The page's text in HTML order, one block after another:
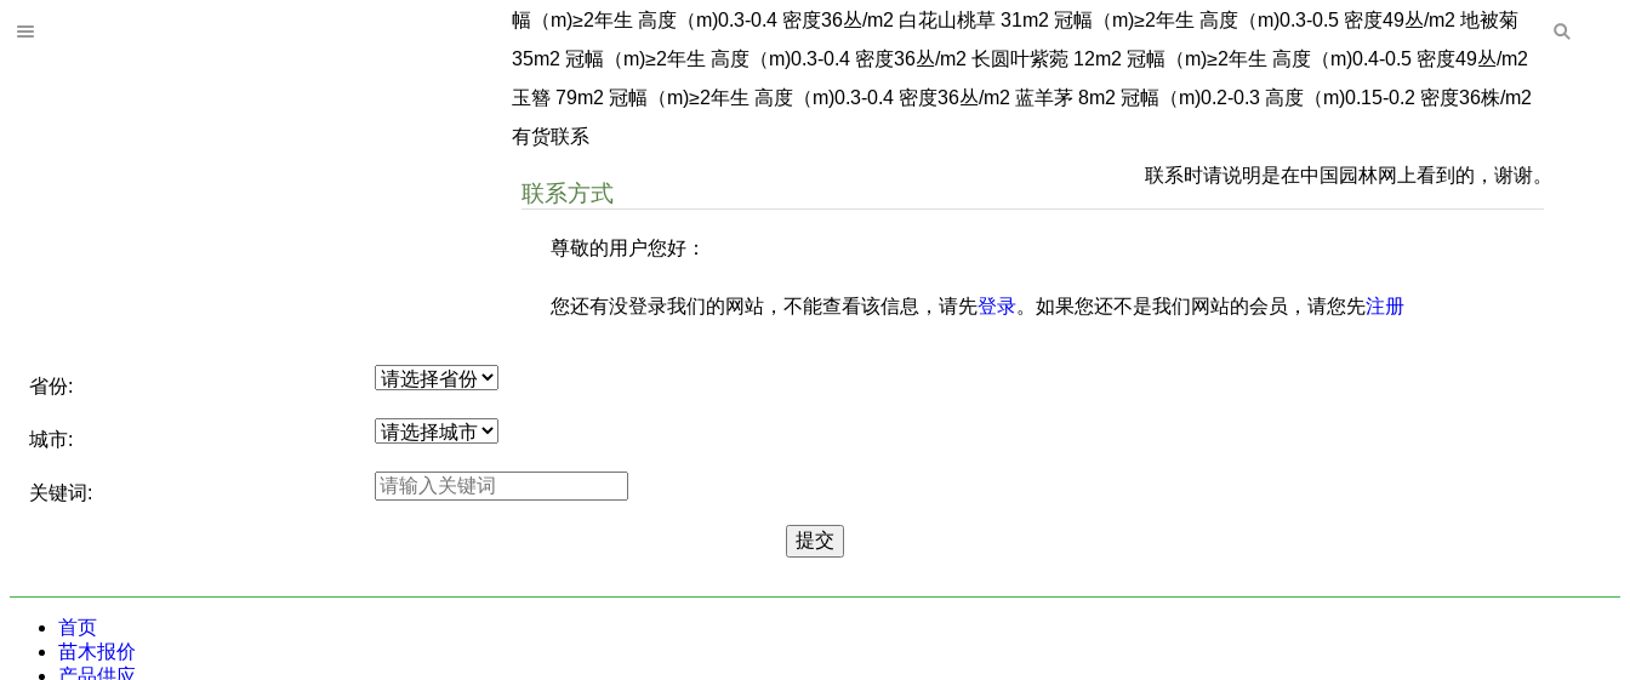
幅（m)≥2年生 高度（m)0.3-0.4 密度36丛/m2 白花山桃草 31m2 冠幅（m)≥2年生 高度（m)0.3-0.5 密度49丛/m2 地被菊
35m2 冠幅（m)≥2年生 高度（m)0.3-0.4 密度36丛/m2 长圆叶紫菀 12m2 冠幅（m)≥2年生 高度（m)0.4-0.5 密度49丛/m2
玉簪 79m2 冠幅（m)≥2年生 高度（m)0.3-0.4 密度36丛/m2 蓝羊茅 8m2 冠幅（m)0.2-0.3 高度（m)0.15-0.2 密度36株/m2
有货联系
联系时请说明是在中国园林网上看到的，谢谢。
联系方式
尊敬的用户您好：
您还有没登录我们的网站，不能查看该信息，请先登录。如果您还不是我们网站的会员，请您先注册
省份:
城市:
关键词:
首页
苗木报价
产品供应